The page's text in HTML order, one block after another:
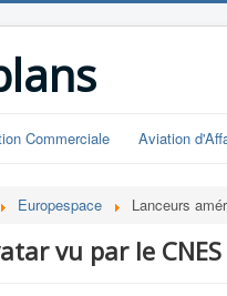
Commerciale Aviation
Europespace Lanceurs
vu par le